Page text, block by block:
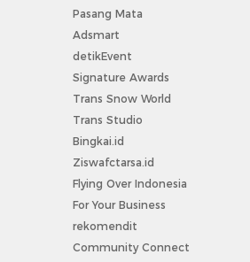
Pasang Mata
Adsmart
detikEvent
Signature Awards
Trans Snow World
Trans Studio
Bingkai.id
Ziswafctarsa.id
Flying Over Indonesia
For Your Business
rekomendit
Community Connect